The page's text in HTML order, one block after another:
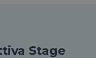
Stage